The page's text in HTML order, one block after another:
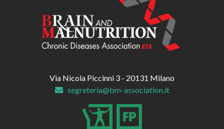
Via Nicola Piccinni 3 - 20131 Milano
segreteria@bm-association.it